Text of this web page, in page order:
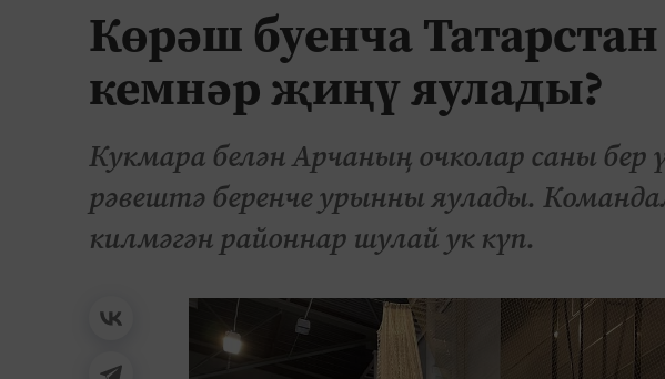
Көрәш буенча
кемнәр җиңү яулады?
Кукмара белән Арчаның очколар саны
рәвештә беренче урынны яулады.
килмәгән районнар шулай ук күп.